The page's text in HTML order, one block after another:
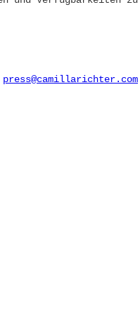
press@camillarichter.com